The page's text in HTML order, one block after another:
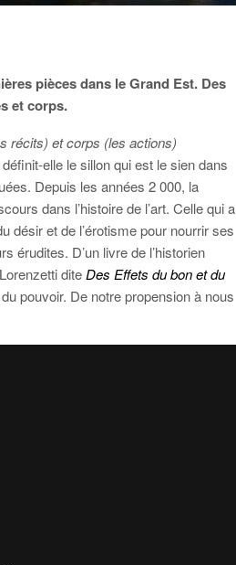
pièces dans le Grand Est. Des
et corps.
récits) et corps (les actions)
elle le sillon qui est le sien dans
Depuis les années 2 000, la
dans l’histoire de l’art. Celle qui a
désir et de l’érotisme pour nourrir ses
érudites. D’un livre de l’historien
diteDes Effets du bon et du
pouvoir. De notre propension à nous